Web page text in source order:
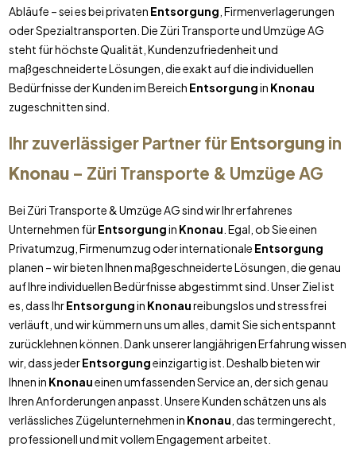
Abläufe – sei es bei privaten Entsorgung , Firmenverlagerungen
oder Spezialtransporten. Die Züri Transporte und Umzüge AG
steht für höchste Qualität, Kundenzufriedenheit und
maßgeschneiderte Lösungen, die exakt auf die individuellen
Bedürfnisse der Kunden im Bereich Entsorgungin Knonau
zugeschnitten sind.
Ihr zuverlässiger Partner fürEntsorgung in
Knonau– Züri Transporte & Umzüge AG
Bei Züri Transporte & Umzüge AG sind wir Ihr erfahrenes
Unternehmen fürEntsorgungin Knonau . Egal, ob Sie einen
Privatumzug, Firmenumzug oder internationale Entsorgung
planen – wir bieten Ihnen maßgeschneiderte Lösungen, die genau
auf Ihre individuellen Bedürfnisse abgestimmt sind. Unser Ziel ist
es, dass IhrEntsorgungin Knonaureibungslos und stressfrei
verläuft, und wir kümmern uns um alles, damit Sie sich entspannt
zurücklehnen können. Dank unserer langjährigen Erfahrung wissen
wir, dass jederEntsorgungeinzigartig ist. Deshalb bieten wir
Ihnen in Knonaueinen umfassenden Service an, der sich genau
Ihren Anforderungen anpasst. Unsere Kunden schätzen uns als
verlässliches Zügelunternehmen in Knonau , das termingerecht,
professionell und mit vollem Engagement arbeitet.